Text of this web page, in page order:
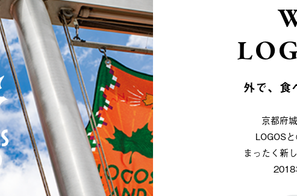
外で、食
京都府
LOGOS
まったく新
2018